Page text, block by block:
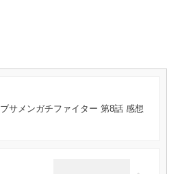
ブサメンガチファイター 第8話 感想